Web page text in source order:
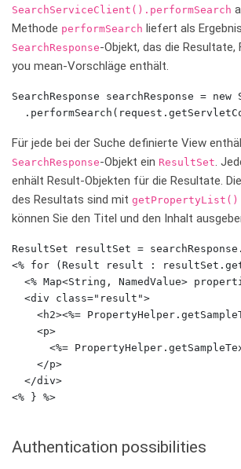
SearchServiceClient () .performSearch
Methode performSearch liefert als
SearchResponse-Objekt, das die Resultate,
you mean-Vorschläge enthält.
SearchResponse searchResponse =
Für jede bei der Suche definierte View
SearchResponse-Objekt ein ResultSet.
enhält Result-Objekten für die Resultate.
des Resultats sind mit getPropertyList()
können Sie den Titel und den Inhalt
ResultSet resultSet =
<% for (Result result :
<% Map<String, NamedValue>
  <div class="result">
<h2><%=
    <p>
<%=
    </p>
  </div>
Authentication possibilities